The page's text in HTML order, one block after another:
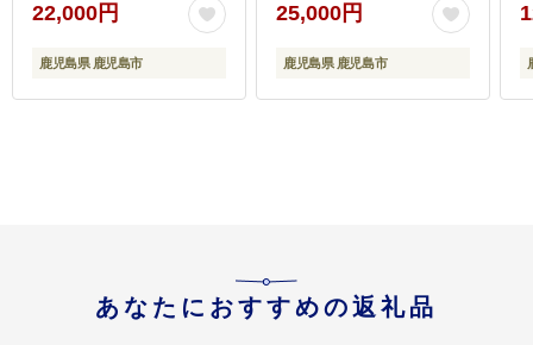
22,000円
鹿児島県 鹿児島市
25,000円
鹿児島県 鹿児島市
あなたにおすすめの返礼品